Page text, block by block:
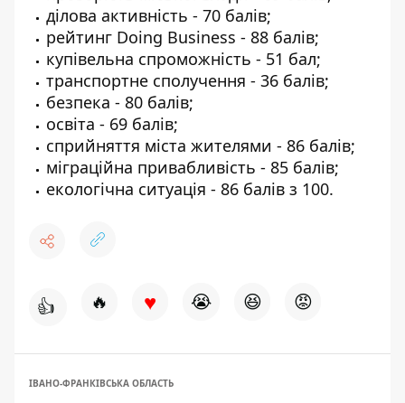
ділова активність - 70 балів;
рейтинг Doing Business - 88 балів;
купівельна спроможність - 51 бал;
транспортне сполучення - 36 балів;
безпека - 80 балів;
освіта - 69 балів;
сприйняття міста жителями - 86 балів;
міграційна привабливість - 85 балів;
екологічна ситуація - 86 балів з 100.
👍 🔥 ♥ 😭 😆 😡
ІВАНО-ФРАНКІВСЬКА ОБЛАСТЬ